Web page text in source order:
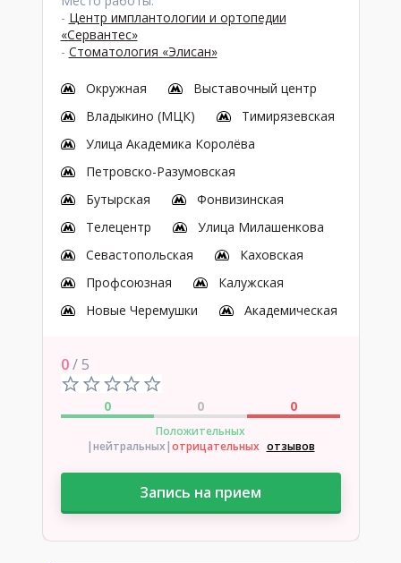
- Центр имплантологии и ортопедии
«Сервантес»
- Стоматология «Элисан»
Окружная
Выставочный центр
Владыкино (МЦК)
Тимирязевская
Улица Академика Королёва
Петровско-Разумовская
Бутырская
Фонвизинская
Телецентр
Улица Милашенкова
Севастопольская
Каховская
Профсоюзная
Калужская
Новые Черемушки
Академическая
0/ 5
0 0 0
Положительных
|нейтральных|отрицательных отзывов
Запись на прием